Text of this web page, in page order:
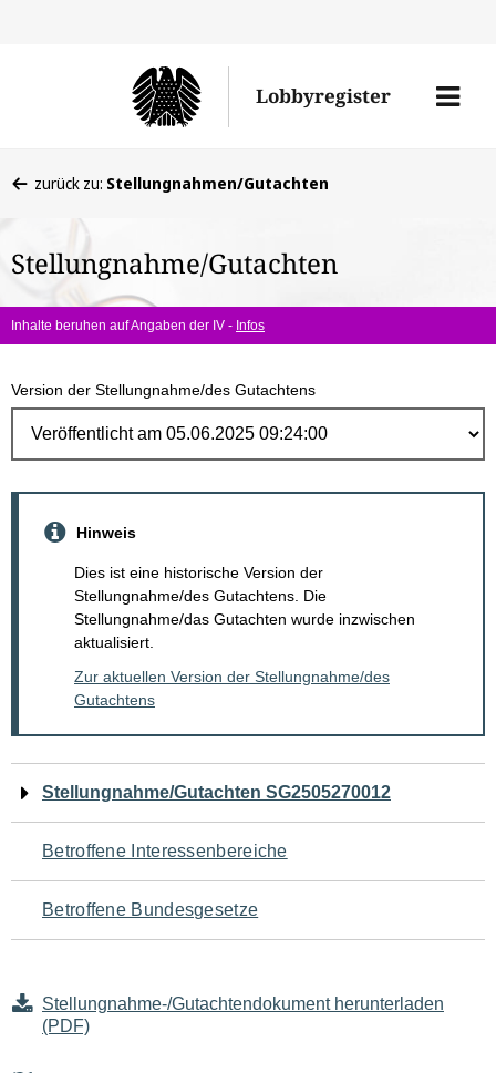
Lobbyregister
Menü
befinden
hier:
zurück zu: Stellungnahmen/Gutachten
Stellungnahme/Gutachten
Inhalte beruhen auf Angaben der IV - Infos
Version der Stellungnahme/des Gutachtens
Hinweis
Dies ist eine historische Version der
Stellungnahme/des Gutachtens. Die
Stellungnahme/das Gutachten wurde inzwischen
aktualisiert.
Zur aktuellen Version der Stellungnahme/des
Gutachtens
Navigation
für
den
Seiteninhalt
Stellungnahme/Gutachten SG2505270012
Betroffene Interessenbereiche
Betroffene Bundesgesetze
Stellungnahme-/Gutachtendokument herunterladen
(PDF)